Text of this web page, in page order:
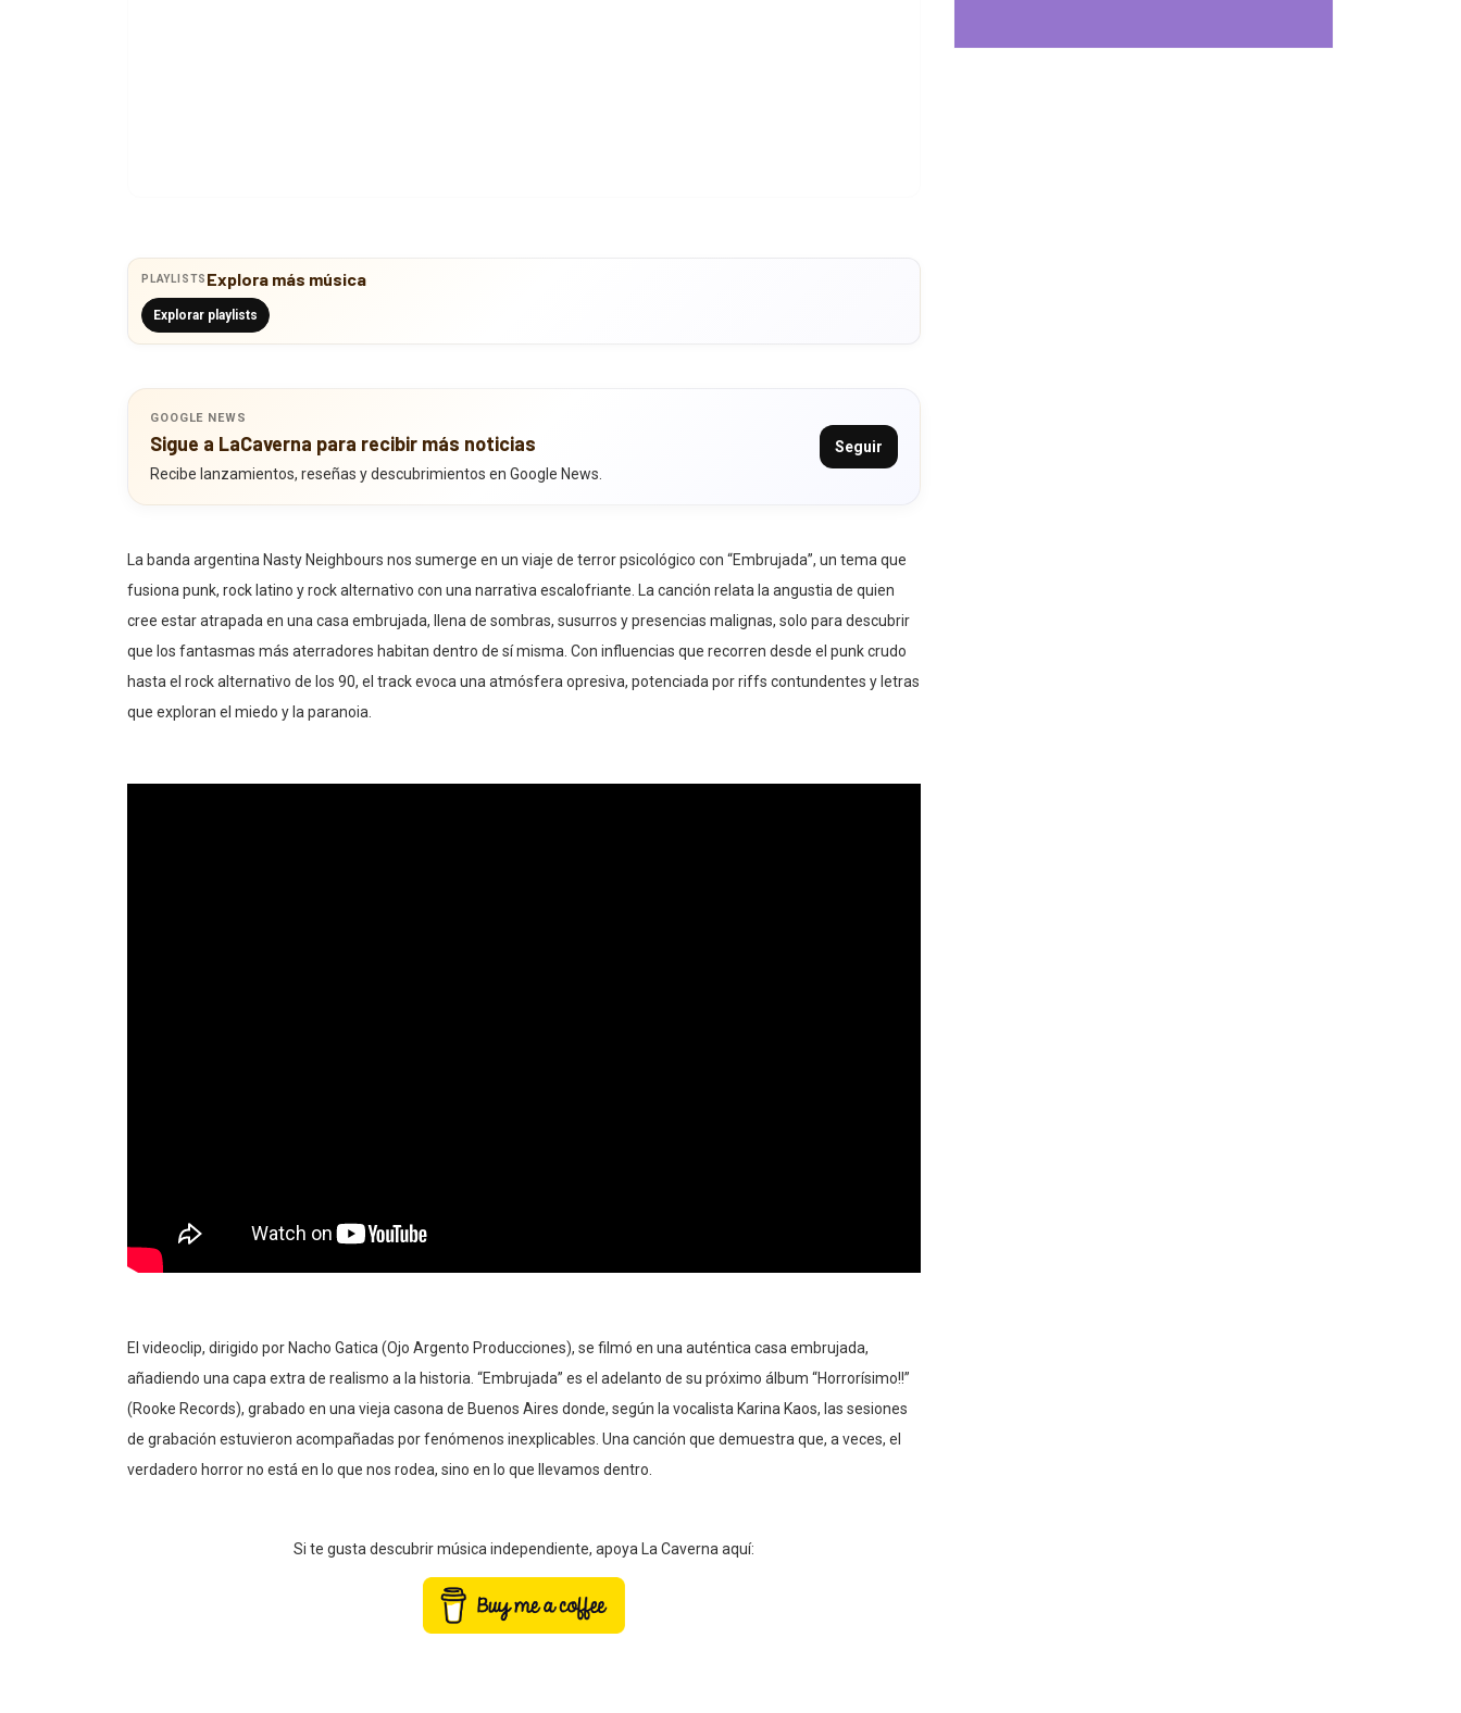
PLAYLISTS Explora más música
Explorar playlists
GOOGLE NEWS
Sigue a LaCaverna para recibir más noticias
Recibe lanzamientos, reseñas y descubrimientos en Google News.
Seguir
La banda argentina Nasty Neighbours nos sumerge en un viaje de terror psicológico con “Embrujada”, un tema que
fusiona punk, rock latino y rock alternativo con una narrativa escalofriante. La canción relata la angustia de quien
cree estar atrapada en una casa embrujada, llena de sombras, susurros y presencias malignas, solo para descubrir
que los fantasmas más aterradores habitan dentro de sí misma. Con influencias que recorren desde el punk crudo
hasta el rock alternativo de los 90, el track evoca una atmósfera opresiva, potenciada por riffs contundentes y letras
que exploran el miedo y la paranoia.
El videoclip, dirigido por Nacho Gatica (Ojo Argento Producciones), se filmó en una auténtica casa embrujada,
añadiendo una capa extra de realismo a la historia. “Embrujada” es el adelanto de su próximo álbum “Horrorísimo!!”
(Rooke Records), grabado en una vieja casona de Buenos Aires donde, según la vocalista Karina Kaos, las sesiones
de grabación estuvieron acompañadas por fenómenos inexplicables. Una canción que demuestra que, a veces, el
verdadero horror no está en lo que nos rodea, sino en lo que llevamos dentro.
Si te gusta descubrir música independiente, apoya La Caverna aquí: